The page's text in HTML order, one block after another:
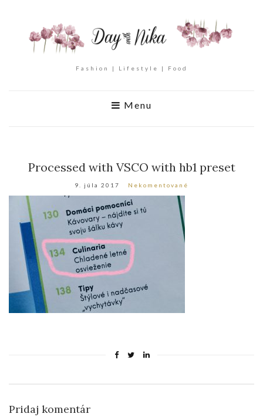
Fashion | Lifestyle | Food
Menu
Processed with VSCO with hb1 preset
9. júla 2017 Nekomentované
Pridaj komentár